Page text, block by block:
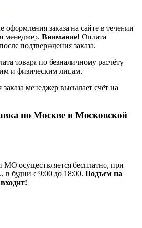
оформления заказа на сайте в течении
менеджер. Внимание! Оплата
подтверждения заказа.
товара по безналичному расчёту
и физическим лицам.
менеджер высылает счёт на
по Москве и Московской
МО осуществляется бесплатно, при
в будни с 9:00 до 18:00. Подъем на